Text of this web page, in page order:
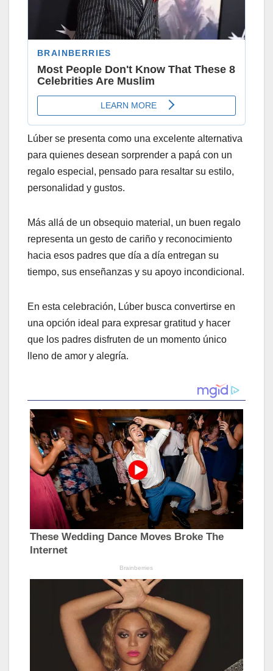
Lúber se presenta como una excelente alternativa
para quienes desean sorprender a papá con un
regalo especial, pensado para resaltar su estilo,
personalidad y gustos.
Más allá de un obsequio material, un buen regalo
representa un gesto de cariño y reconocimiento
hacia esos padres que día a día entregan su
tiempo, sus enseñanzas y su apoyo incondicional.
En esta celebración, Lúber busca convertirse en
una opción ideal para expresar gratitud y hacer
que los padres disfruten de un momento único
lleno de amor y alegría.